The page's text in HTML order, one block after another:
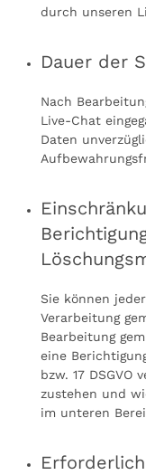
durch unseren
Dauer der
Nach
Live-Chat
Daten
Sie können
Verarbeitung
Bearbeitung
eine
bzw. 17 DSGVO
zustehen und
im unteren